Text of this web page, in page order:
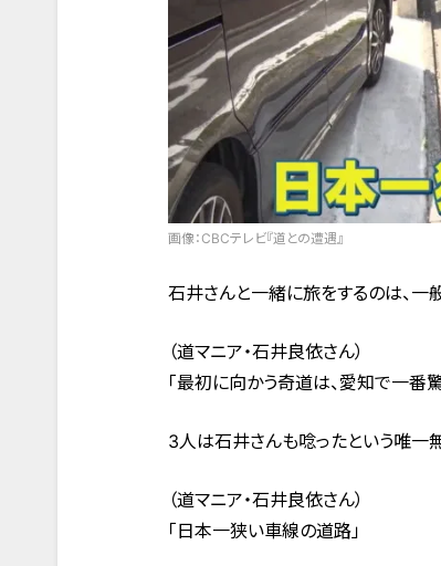
画像：CBCテレビ『道との遭遇』
石井さんと一緒に旅をするのは、一
（道マニア・石井良依さん）
「最初に向かう奇道は、愛知で一番
3人は石井さんも唸ったという唯一
（道マニア・石井良依さん）
「日本一狭い車線の道路」